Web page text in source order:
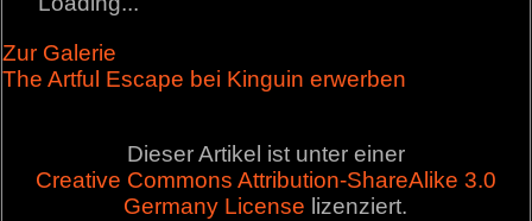
Zur Galerie
The Artful Escape bei Kinguin erwerben
Dieser Artikel ist unter einer
Creative Commons Attribution-ShareAlike 3.0
Germany License lizenziert.